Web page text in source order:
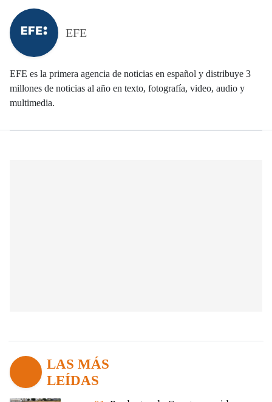
EFE
EFE es la primera agencia de noticias en español y distribuye 3
millones de noticias al año en texto, fotografía, video, audio y
multimedia.
LAS MÁS
LEÍDAS